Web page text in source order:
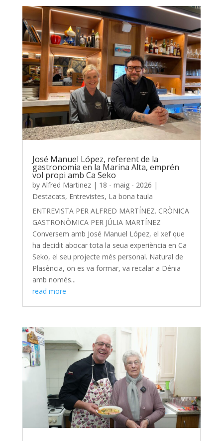
José Manuel López, referent de la
gastronomia en la Marina Alta, emprén
vol propi amb Ca Seko
by Alfred Martinez| 18 - maig - 2026 |
Destacats, Entrevistes, La bona taula
ENTREVISTA PER ALFRED MARTÍNEZ. CRÒNICA
GASTRONÒMICA PER JÚLIA MARTÍNEZ
Conversem amb José Manuel López, el xef que
ha decidit abocar tota la seua experiència en Ca
Seko, el seu projecte més personal. Natural de
Plasència, on es va formar, va recalar a Dénia
amb només...
read more